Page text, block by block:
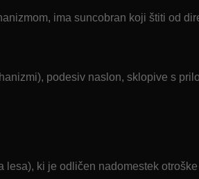
ima suncobran koji štiti od
podesiv naslon, sklopive s
ki je odličen nadomestek